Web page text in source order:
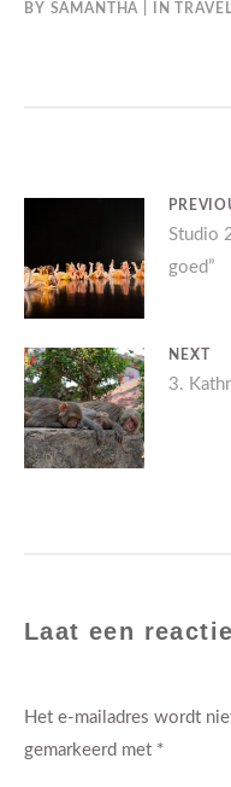
BY SAMANTHA IN TRAVEL
NAVIGATIE
post:
Studio
goed”
NEXT
Next
post:
3.
Laat een
Het e-mailadres wordt
gemarkeerd met *